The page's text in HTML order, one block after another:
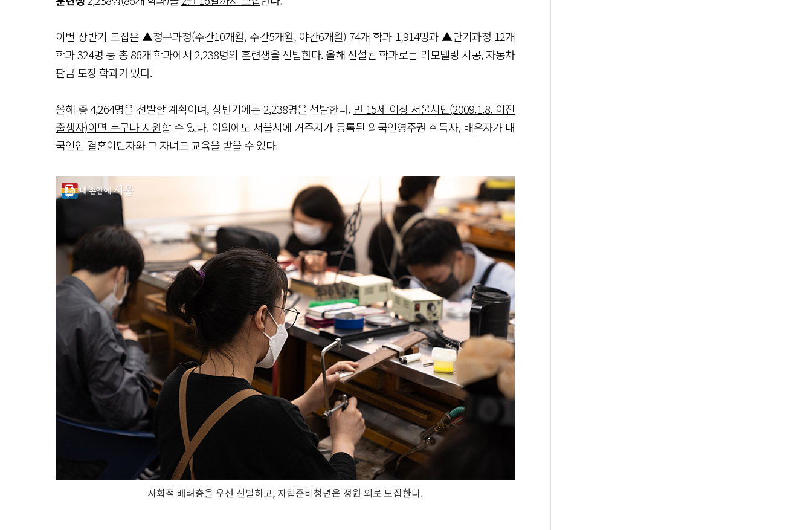
이번 상반기 모집은 ▲정규과정(주간10개월, 주간5개월, 야간6개월) 74개 학과 1,914명과 ▲단기과정 12개
학과 324명 등 총 86개 학과에서 2,238명의 훈련생을 선발한다. 올해 신설된 학과로는 리모델링 시공, 자동차
판금 도장 학과가 있다.
올해 총 4,264명을 선발할 계획이며, 상반기에는 2,238명을 선발한다. 만 15세 이상 서울시민(2009.1.8. 이전
출생자)이면 누구나 지원할 수 있다. 이외에도 서울시에 거주지가 등록된 외국인영주권 취득자, 배우자가 내
국인인 결혼이민자와 그 자녀도 교육을 받을 수 있다.
사회적 배려층을 우선 선발하고, 자립준비청년은 정원 외로 모집한다.